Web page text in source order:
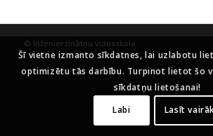
© Inženierzinātņu vidusskola
Šī vietne izmanto sīkdatnes, lai uzlabotu
optimizētu tās darbību. Turpinot lietot šo
sīkdatņu lietošanai!
Labi
Lasīt